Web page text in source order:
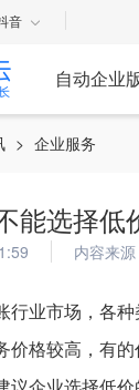
音
自动企业
> 企业服务
能选择低
内容来
行业市场，各
价格较高，有